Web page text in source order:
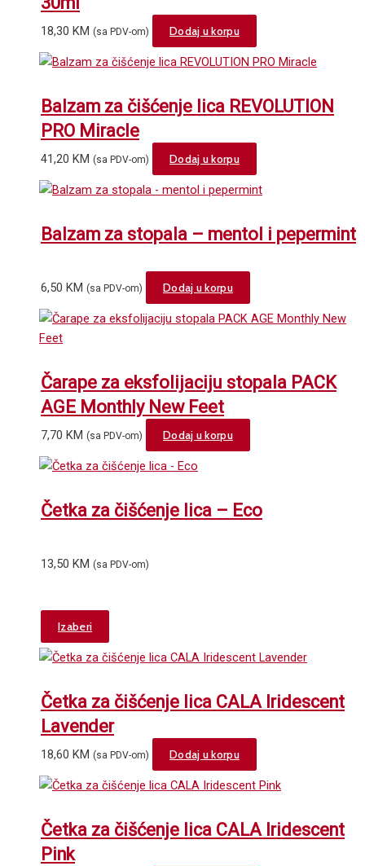
18,30 KM (sa PDV-om) Dodaj u korpu
Balzam za čišćenje lica REVOLUTION
PRO Miracle
41,20 KM (sa PDV-om) Dodaj u korpu
Balzam za stopala – mentol i pepermint
6,50 KM (sa PDV-om) Dodaj u korpu
Čarape za eksfolijaciju stopala PACK
AGE Monthly New Feet
7,70 KM (sa PDV-om) Dodaj u korpu
Četka za čišćenje lica – Eco
13,50 KM (sa PDV-om)
Izaberi
product
has
variants.
The
may
be
on
the
Četka za čišćenje lica CALA Iridescent
Lavender
18,60 KM (sa PDV-om) Dodaj u korpu
Četka za čišćenje lica CALA Iridescent
Pink